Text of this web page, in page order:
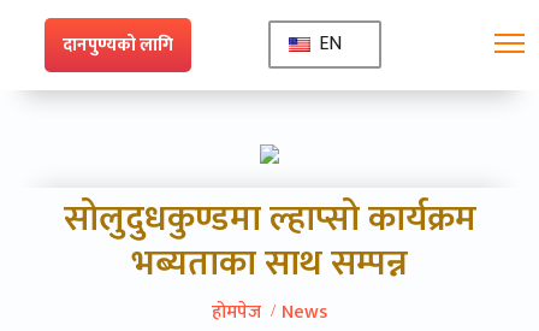
दानपुण्यको लागि EN
सोलुदुधकुण्डमा ल्हाप्सो कार्यक्रम
भब्यताका साथ सम्पन्न
होमपेज News